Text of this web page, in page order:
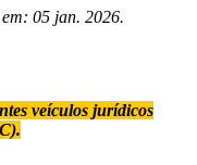
em: 05 jan. 2026.
veículos jurídicos